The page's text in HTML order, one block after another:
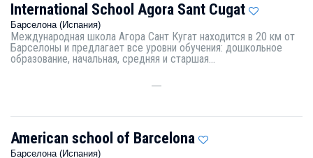
International School Agora Sant Cugat
Барселона (Испания)
Международная школа Агора Сант Кугат находится в 20 км от
Барселоны и предлагает все уровни обучения: дошкольное
образование, начальная, средняя и старшая...
—
American school of Barcelona
Барселона (Испания)